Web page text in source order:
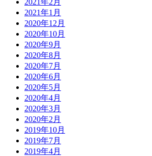
2021年1月
2020年12月
2020年10月
2020年9月
2020年8月
2020年7月
2020年6月
2020年5月
2020年4月
2020年3月
2020年2月
2019年10月
2019年7月
2019年4月